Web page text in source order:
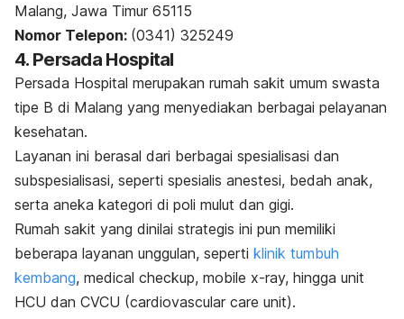
Malang, Jawa Timur 65115
Nomor Telepon: (0341) 325249
4. Persada Hospital
Persada Hospital merupakan rumah sakit umum swasta
tipe B di Malang yang menyediakan berbagai pelayanan
kesehatan.
Layanan ini berasal dari berbagai spesialisasi dan
subspesialisasi, seperti spesialis anestesi, bedah anak,
serta aneka kategori di poli mulut dan gigi.
Rumah sakit yang dinilai strategis ini pun memiliki
beberapa layanan unggulan, seperti klinik tumbuh
kembang, medical checkup, mobile x-ray, hingga unit
HCU dan CVCU (cardiovascular care unit).